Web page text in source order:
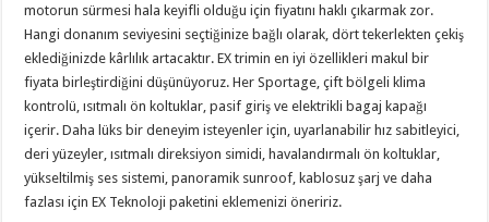
motorun sürmesi hala keyifli olduğu için fiyatını haklı çıkarmak zor.
Hangi donanım seviyesini seçtiğinize bağlı olarak, dört tekerlekten çekiş
eklediğinizde kârlılık artacaktır. EX trimin en iyi özellikleri makul bir
fiyata birleştirdiğini düşünüyoruz. Her Sportage, çift bölgeli klima
kontrolü, ısıtmalı ön koltuklar, pasif giriş ve elektrikli bagaj kapağı
içerir. Daha lüks bir deneyim isteyenler için, uyarlanabilir hız sabitleyici,
deri yüzeyler, ısıtmalı direksiyon simidi, havalandırmalı ön koltuklar,
yükseltilmiş ses sistemi, panoramik sunroof, kablosuz şarj ve daha
fazlası için EX Teknoloji paketini eklemenizi öneririz.